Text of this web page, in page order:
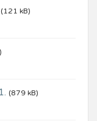
(121 kB)
(879 kB)